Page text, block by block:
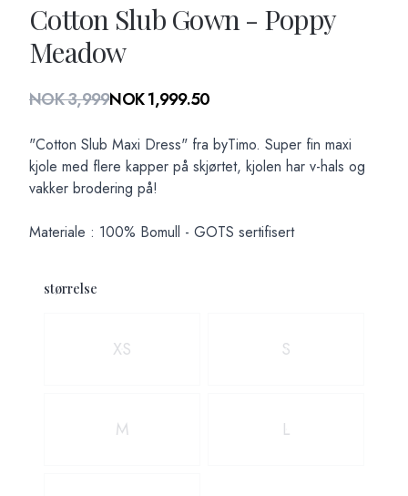
Cotton Slub Gown - Poppy
Meadow
Produktdetaljer
NOK 3,999NOK 1,999.50
Description
"Cotton Slub Maxi Dress" fra byTimo. Super fin maxi
kjole med flere kapper på skjørtet, kjolen har v-hals og
vakker brodering på!
Materiale : 100% Bomull - GOTS sertifisert
størrelse
XS S
M L